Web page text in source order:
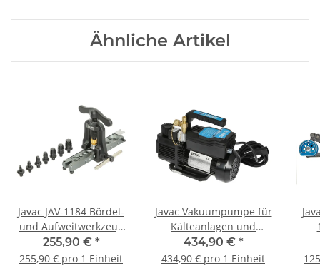
Ähnliche Artikel
Javac JAV-1184 Bördel-
und Aufweitwerkzeug
für Rohre von 6 bis 18
mm
255,90 € *
255,90 € pro 1 Einheit
Javac Vakuumpumpe für
Kälteanlagen und
Wärmepumpen JAV-
1069-A2L
434,90 € *
434,90 € pro 1 Einheit